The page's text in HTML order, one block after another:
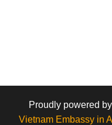
Proudly powered by
Vietnam Embassy in